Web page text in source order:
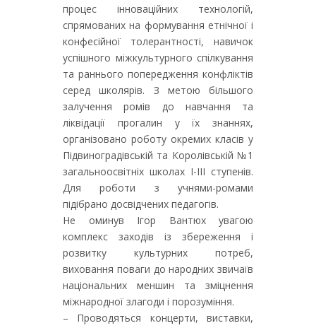
процес інноваційних технологій,
спрямованих на формування етнічної і
конфесійної толерантності, навичок
успішного міжкультурного спілкування
та раннього попередження конфліктів
серед школярів. З метою більшого
залучення ромів до навчання та
ліквідації прогалин у їх знаннях,
організовано роботу окремих класів у
Підвиноградівській та Королівській №1
загальноосвітніх школах І-ІІІ ступенів.
Для роботи з учнями-ромами
підібрано досвідчених педагогів.
Не оминув Ігор Вантюх увагою
комплекс заходів із збереження і
розвитку культурних потреб,
виховання поваги до народних звичаїв
національних меншин та зміцнення
міжнародної злагоди і порозуміння.
– Проводяться концерти, виставки,